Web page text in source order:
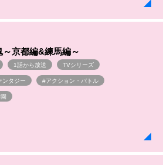
～京都編&練馬編～
1話から放送 TVシリーズ
ンタジー #アクション・バトル